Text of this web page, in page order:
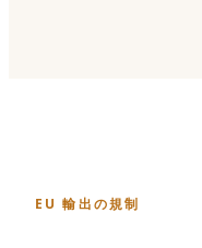
EU 輸出の規制